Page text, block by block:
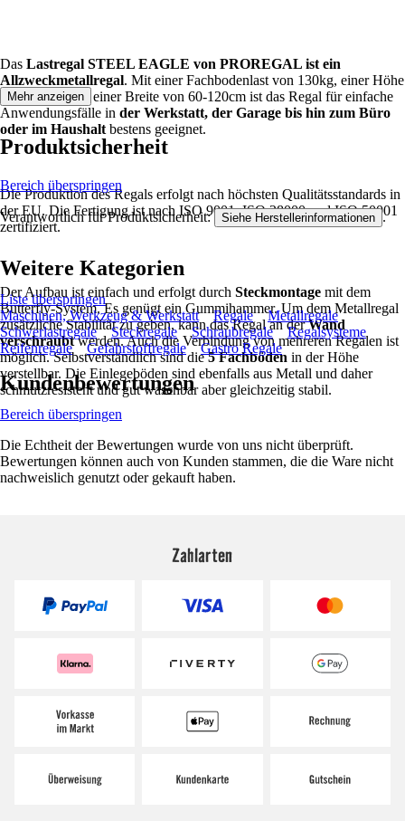
Das Lastregal STEEL EAGLE von PROREGAL ist ein
Allzweckmetallregal. Mit einer Fachbodenlast von 130kg, einer Höhe
von 180cm und einer Breite von 60-120cm ist das Regal für einfache
Anwendungsfälle in der Werkstatt, der Garage bis hin zum Büro
oder im Haushalt bestens geeignet.
Die Produktion des Regals erfolgt nach höchsten Qualitätsstandards in
der EU. Die Fertigung ist nach ISO 9001, ISO 28000 und ISO 50001
zertifiziert.
Der Aufbau ist einfach und erfolgt durch Steckmontage mit dem
Butterfly-System. Es genügt ein Gummihammer. Um dem Metallregal
zusätzliche Stabiiltät zu geben, kann das Regal an derWand
verschraubtwerden. Auch die Verbindung von mehreren Regalen ist
möglich. Selbstverständlich sind die5 Fachböden in der Höhe
verstellbar. Die Einlegeböden sind ebenfalls aus Metall und daher
schmutzresistent und gut waschbar aber gleichzeitig stabil.
Mehr anzeigen
Produktsicherheit
Bereich überspringen
Verantwortlich für Produktsicherheit: Siehe Herstellerinformationen .
Weitere Kategorien
Liste überspringen
Maschinen, Werkzeug & Werkstatt
Regale
Metallregale
Schwerlastregale
Steckregale Schraubregale
Regalsysteme
Reifenregale
Gefahrstoffregale Gastro Regale
Kundenbewertungen
Bereich überspringen
Die Echtheit der Bewertungen wurde von uns nicht überprüft.
Bewertungen können auch von Kunden stammen, die die Ware nicht
nachweislich genutzt oder gekauft haben.
Zahlarten